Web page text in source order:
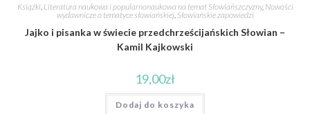
Książki, Literatura naukowa i popularnonaukowa na temat Słowiańszczyzny, Nowości
wydawnicze o tematyce słowiańskiej, Słowiańskie zapowiedzi
Jajko i pisanka w świecie przedchrześcijańskich Słowian –
Kamil Kajkowski
19,00zł
Dodaj do koszyka